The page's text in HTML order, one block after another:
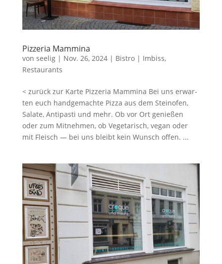
Piz­ze­ria Mammina
von seelig| Nov. 26, 2024| Bistro | Imbiss,
Restaurants
< zurück zur Karte Piz­ze­ria Mammina Bei uns erwar­
ten euch hand­ge­mach­te Piz­za aus dem Stein­ofen,
Sala­te, Anti­pas­ti und mehr. Ob vor Ort genie­ßen
oder zum Mit­neh­men, ob Vege­ta­risch, vegan oder
mit Fleisch — bei uns bleibt kein Wunsch offen. ...